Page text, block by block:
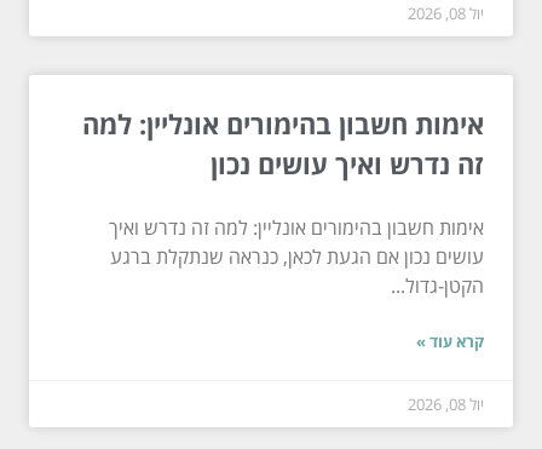
יול 08, 2026
אימות חשבון בהימורים אונליין: למה
זה נדרש ואיך עושים נכון
אימות חשבון בהימורים אונליין: למה זה נדרש ואיך
עושים נכון אם הגעת לכאן, כנראה שנתקלת ברגע
הקטן-גדול...
קרא עוד »
יול 08, 2026